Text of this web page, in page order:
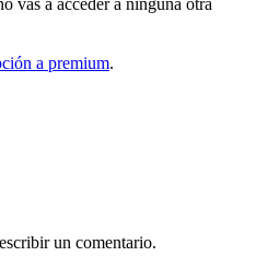
a premium.
un comentario.